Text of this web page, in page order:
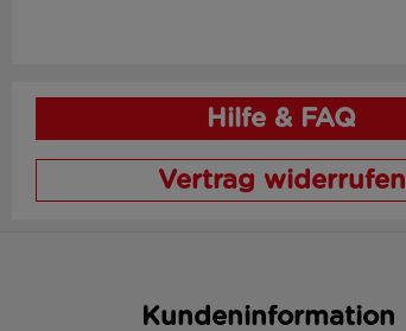
Hilfe & FAQ
Vertrag widerrufen
Kundeninformation